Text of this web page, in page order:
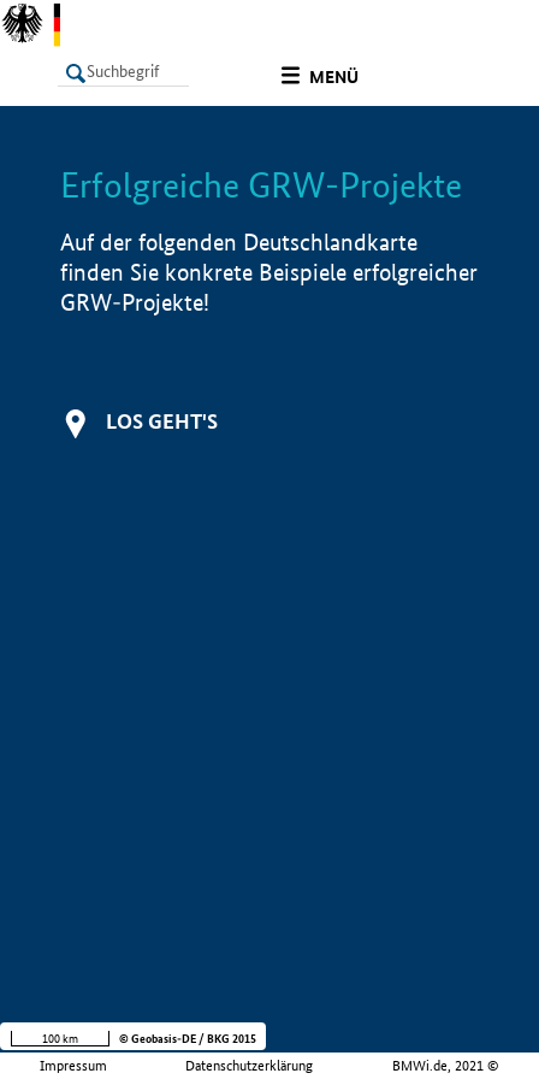
MENÜ
LISTE Info
Erfolgreiche GRW-Projekte
Auf der folgenden Deutschlandkarte
finden Sie konkrete Beispiele erfolgreicher
GRW-Projekte!
LOS GEHT'S
Impressum Datenschutzerklärung BMWi.de, 2021 ©
100 km © Geobasis-DE / BKG 2015